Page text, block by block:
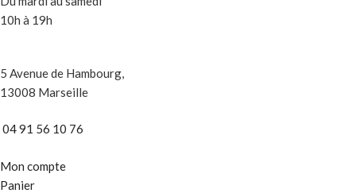
10h à 19h
5 Avenue de Hambourg,
13008 Marseille
04 91 56 10 76
Mon compte
Panier